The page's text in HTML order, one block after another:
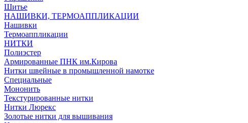
Шитье
НАШИВКИ, ТЕРМОАППЛИКАЦИИ
Нашивки
Термоаппликации
НИТКИ
Полиэстер
Армированные ПНК им.Кирова
Нитки швейные в промышленной намотке
Специальные
Мононить
Текстурированные нитки
Нитки Люрекс
Золотые нитки для вышивания